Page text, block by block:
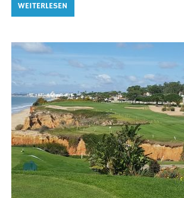
WEITERLESEN